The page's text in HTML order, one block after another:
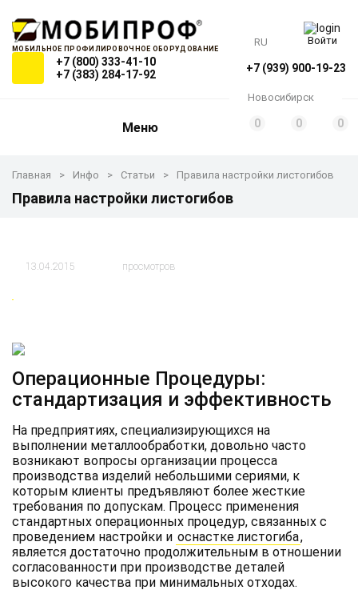
МОБИЛЬНОЕ ПРОФИЛИРОВОЧНОЕ ОБОРУДОВАНИЕ
+7 (800) 333-41-10
+7 (383) 284-17-92
+7 (939) 900-19-23
RU Войти
Новосибирск
Меню 0 0 0
Главная Инфо Статьи Правила настройки листогибов
Правила настройки листогибов
13.04.2015 просмотров
Операционные Процедуры:
стандартизация и эффективность
На предприятиях, специализирующихся на
выполнении металлообработки, довольно часто
возникают вопросы организации процесса
производства изделий небольшими сериями, к
которым клиенты предъявляют более жесткие
требования по допускам. Процесс применения
стандартных операционных процедур, связанных с
проведением настройки и оснастке листогиба,
является достаточно продолжительным в отношении
согласованности при производстве деталей
высокого качества при минимальных отходах.